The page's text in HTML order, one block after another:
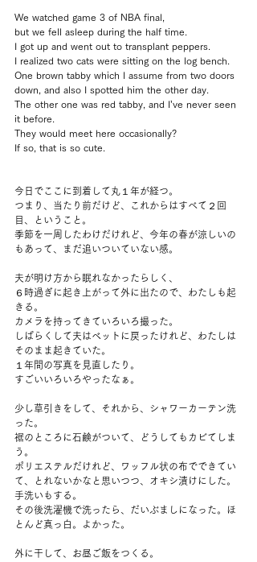
We watched game 3 of NBA final,
but we fell asleep during the half time.
I got up and went out to transplant peppers.
I realized two cats were sitting on the log bench.
One brown tabby which I assume from two doors
down, and also I spotted him the other day.
The other one was red tabby, and I’ve never seen
it before.
They would meet here occasionally?
If so, that is so cute.
今日でここに到着して丸１年が経つ。
つまり、当たり前だけど、これからはすべて２回
目、ということ。
季節を一周したわけだけれど、今年の春が涼しいの
もあって、まだ追いついていない感。
夫が明け方から眠れなかったらしく、
６時過ぎに起き上がって外に出たので、わたしも起
きる。
カメラを持ってきていろいろ撮った。
しばらくして夫はベットに戻ったけれど、わたしは
そのまま起きていた。
１年間の写真を見直したり。
すごいいろいろやったなぁ。
少し草引きをして、それから、シャワーカーテン洗
った。
裾のところに石鹸がついて、どうしてもカビてしま
う。
ポリエステルだけれど、ワッフル状の布でできてい
て、とれないかなと思いつつ、オキシ漬けにした。
手洗いもする。
その後洗濯機で洗ったら、だいぶましになった。ほ
とんど真っ白。よかった。
外に干して、お昼ご飯をつくる。